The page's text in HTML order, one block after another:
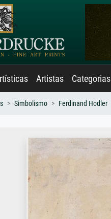
Artistas Categorias
Simbolismo Ferdinand Hodler